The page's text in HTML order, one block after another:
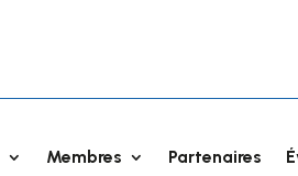
Membres Partenaires